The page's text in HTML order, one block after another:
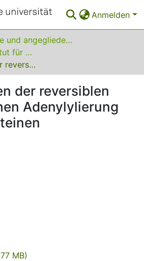
Anmelden
Zentrale und angegliederte Institute
Max-Planck-Institut für molekulare Physiologie
Mechanismen der reversiblen enzymatischen Adenylylierung von Rab‐Proteinen
der reversiblen
Adenylylierung
MB)